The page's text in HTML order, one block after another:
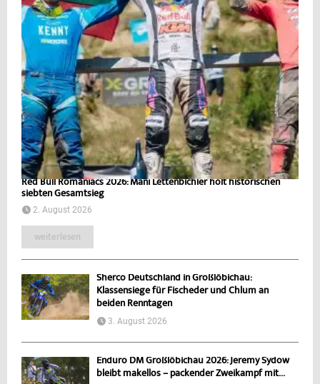
Red Bull Romaniacs 2026: Mani Lettenbichler holt historischen
siebten Gesamtsieg
2. August 2026
weiterlesen
Sherco Deutschland in Großlöbichau:
Klassensiege für Fischeder und Chlum an
beiden Renntagen
3. August 2026
Enduro DM Großlöbichau 2026: Jeremy Sydow
bleibt makellos – packender Zweikampf mit...